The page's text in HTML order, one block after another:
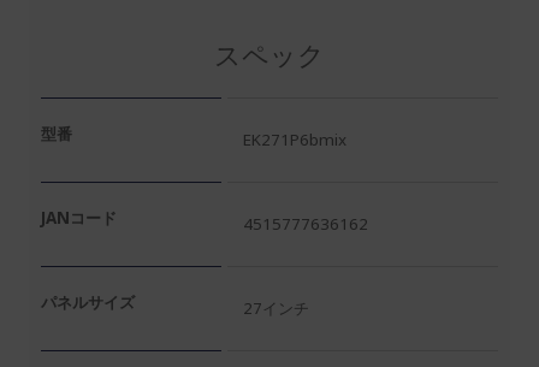
スペック
型番 EK271P6bmix
JANコード 4515777636162
パネルサイズ 27インチ